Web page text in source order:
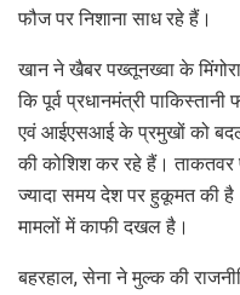
फौज पर निशाना साध रहे हैं।
खान ने खैबर पख्तूनख्वा के
कि पूर्व प्रधानमंत्री
एवं आईएसआई के प्रमुखों को
की कोशिश कर रहे हैं।
ज्यादा समय देश पर हुकूमत की
मामलों में काफी दखल है।
बहरहाल, सेना ने मुल्क की